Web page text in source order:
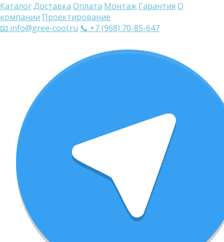
КаталогДоставка Оплата Монтаж Гарантия О
компании Проектирование
📧 info@gree-cool.ru 📞 +7 (968) 70-85-647